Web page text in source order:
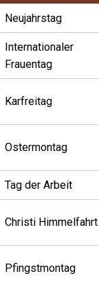
Neujahrstag
Internationaler
Frauentag
Karfreitag
Ostermontag
Tag der Arbeit
Christi Himmelfahrt
Pfingstmontag